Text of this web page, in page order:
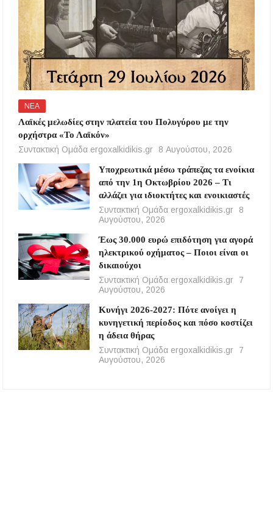
ΝΕΑ
Λαϊκές μελωδίες στην πλατεία του Πολυγύρου με την
ορχήστρα «Το Λαϊκόν»
Συντακτική Ομάδα ergoxalkidikis.gr
8 Αυγούστου, 2026
Υποχρεωτικά μέσω τράπεζας τα ενοίκια
από την 1η Οκτωβρίου 2026 – Τι
αλλάζει για ιδιοκτήτες και ενοικιαστές
Συντακτική Ομάδα ergoxalkidikis.gr
8
Αυγούστου, 2026
Έως 30.000 ευρώ επιδότηση για αγορά
ηλεκτρικού οχήματος – Ποιοι είναι οι
δικαιούχοι
Συντακτική Ομάδα ergoxalkidikis.gr
7
Αυγούστου, 2026
Κυνήγι 2026-2027: Πότε ανοίγει η
κυνηγετική περίοδος και πόσο κοστίζει
η άδεια θήρας
Συντακτική Ομάδα ergoxalkidikis.gr
7
Αυγούστου, 2026